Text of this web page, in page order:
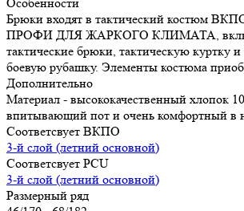
Брюки входят в тактический костюм
ПРОФИ ДЛЯ ЖАРКОГО КЛИМАТА,
тактические брюки, тактическую куртку
боевую рубашку. Элементы костюма
Дополнительно
Материал - высококачественный хлопок
впитывающий пот и очень комфортный в
Соответсвует ВКПО
3-й слой (летний основной)
Соответсвует PCU
3-й слой (летний основной)
Размерный ряд